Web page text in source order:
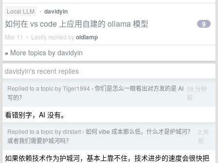
Local LLM • davidyin
如何在 vs code 上应用自建的 ollama 模型
Mar 11 • Lastly replied byoldlamp
9
» More topics by davidyin
davidyin's recent replies
Replied to a topic by Tiger1994 › 你们是怎么一眼看出对方发的是 AI
写的？
58 分钟
前
看错别字，AI 没有。
Replied to a topic by dirstart › 如何 vibe 成本那么低，什么才是护城河？
或者我们需要护城河吗？
2 天
前
如果依赖技术作为护城河，基本上靠不住，技术进步的速度会很快把